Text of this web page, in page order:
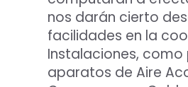
nos darán cierto
facilidades en la
Instalaciones, como
aparatos de Aire